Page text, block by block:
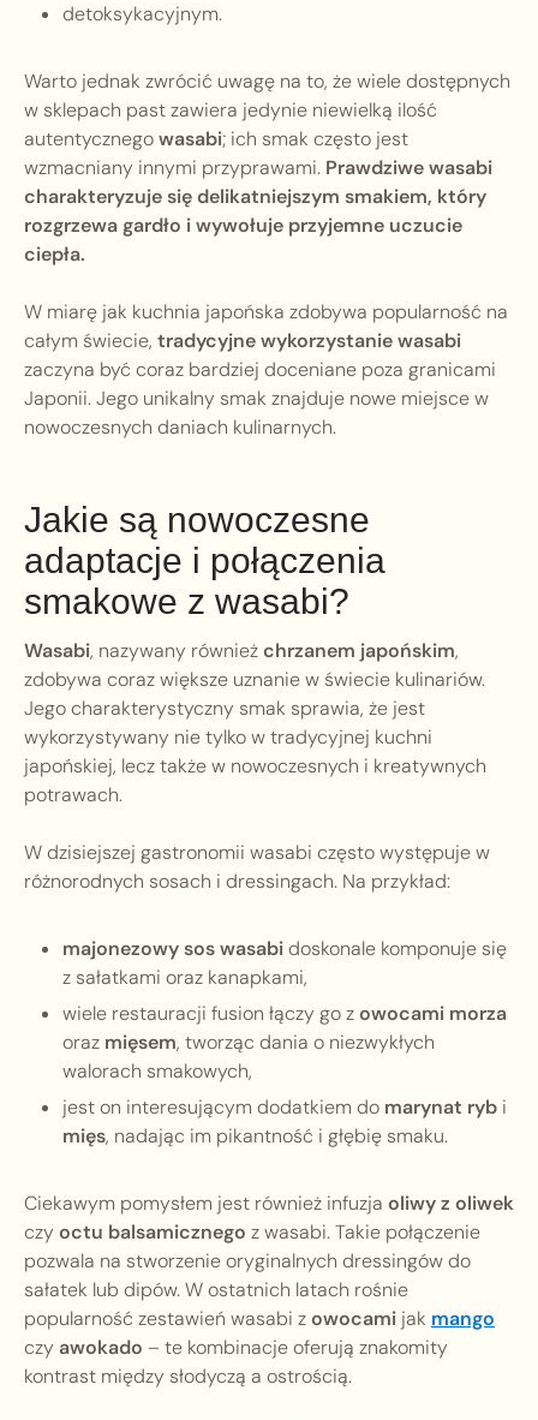
detoksykacyjnym.
Warto jednak zwrócić uwagę na to, że wiele dostępnych
w sklepach past zawiera jedynie niewielką ilość
autentycznegowasabi; ich smak często jest
wzmacniany innymi przyprawami. Prawdziwe wasabi
charakteryzuje się delikatniejszym smakiem, który
rozgrzewa gardło i wywołuje przyjemne uczucie
ciepła.
W miarę jak kuchnia japońska zdobywa popularność na
całym świecie, tradycyjne wykorzystanie wasabi
zaczyna być coraz bardziej doceniane poza granicami
Japonii. Jego unikalny smak znajduje nowe miejsce w
nowoczesnych daniach kulinarnych.
Jakie są nowoczesne
adaptacje i połączenia
smakowe z wasabi?
Wasabi, nazywany równieżchrzanem japońskim,
zdobywa coraz większe uznanie w świecie kulinariów.
Jego charakterystyczny smak sprawia, że jest
wykorzystywany nie tylko w tradycyjnej kuchni
japońskiej, lecz także w nowoczesnych i kreatywnych
potrawach.
W dzisiejszej gastronomii wasabi często występuje w
różnorodnych sosach i dressingach. Na przykład:
majonezowy sos wasabidoskonale komponuje się
z sałatkami oraz kanapkami,
wiele restauracji fusion łączy go zowocami morza
oraz mięsem, tworząc dania o niezwykłych
walorach smakowych,
jest on interesującym dodatkiem do marynat ryb i
mięs, nadając im pikantność i głębię smaku.
Ciekawym pomysłem jest również infuzja oliwy z oliwek
czy octu balsamicznego z wasabi. Takie połączenie
pozwala na stworzenie oryginalnych dressingów do
sałatek lub dipów. W ostatnich latach rośnie
popularność zestawień wasabi zowocami jak mango
czy awokado – te kombinacje oferują znakomity
kontrast między słodyczą a ostrością.